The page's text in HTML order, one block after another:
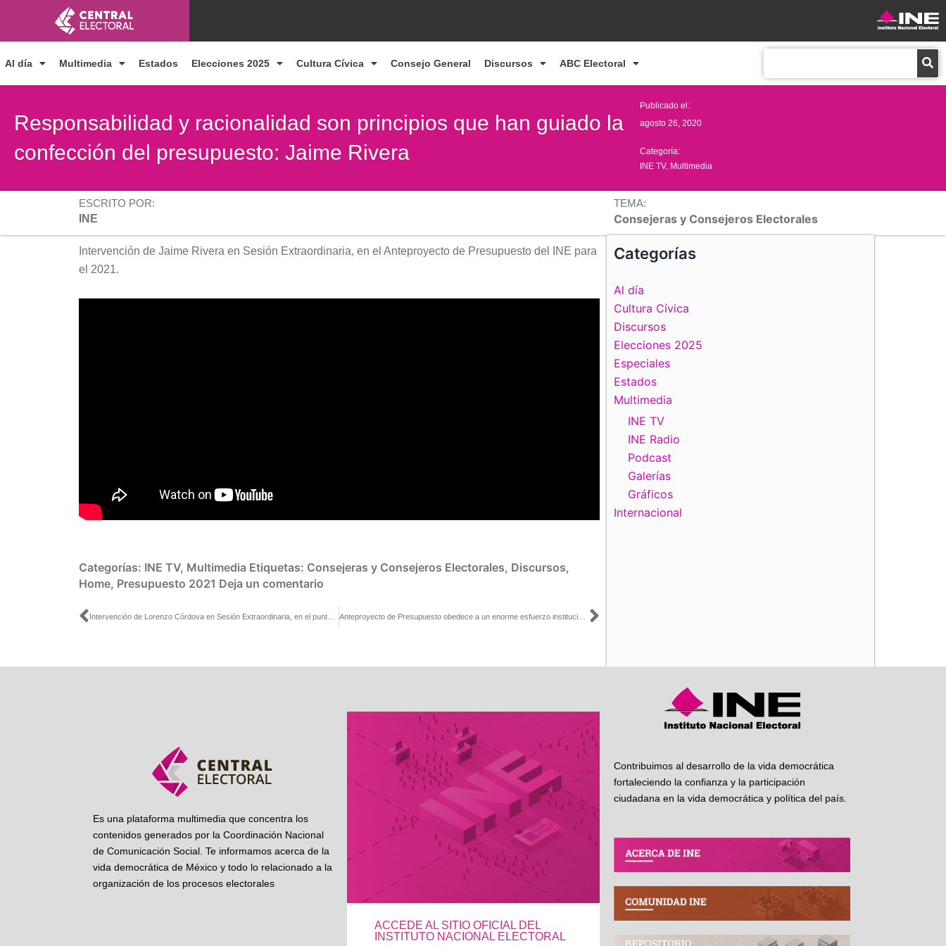
contenido
Al día Multimedia Estados Elecciones 2025 Cultura Cívica Consejo General Discursos ABC Electoral
Responsabilidad y racionalidad son principios que han guiado la
confección del presupuesto: Jaime Rivera
Publicado el:
agosto 26, 2020
Categoría:
INE TV, Multimedia
ESCRITO POR:
INE
TEMA:
Consejeras y Consejeros Electorales
Intervención de Jaime Rivera en Sesión Extraordinaria, en el Anteproyecto de Presupuesto del INE para
el 2021.
Categorías: INE TV, Multimedia Etiquetas: Consejeras y Consejeros Electorales, Discursos,
Home, Presupuesto 2021 Deja un comentario
Ant Siguiente
Categorías
Al día
Cultura Cívica
Discursos
Elecciones 2025
Especiales
Estados
Multimedia
INE TV
INE Radio
Podcast
Galerías
Gráficos
Internacional
Es una plataforma multimedia que concentra los
contenidos generados por la Coordinación Nacional
de Comunicación Social. Te informamos acerca de la
vida democrática de México y todo lo relacionado a la
organización de los procesos electorales
ACCEDE AL SITIO OFICIAL DEL
INSTITUTO NACIONAL ELECTORAL
Contribuimos al desarrollo de la vida democrática
fortaleciendo la confianza y la participación
ciudadana en la vida democrática y política del país.